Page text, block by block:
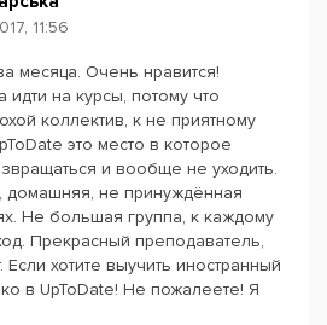
11:56
месяца. Очень нравится!
на курсы, потому что
коллектив, к не приятному
это место в которое
и вообще не уходить.
домашняя, не принуждённая
Не большая группа, к каждому
Прекрасный преподаватель,
хотите выучить иностранный
в UpToDate! Не пожалеете! Я